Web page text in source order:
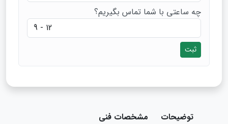
چه ساعتی با شما تماس بگیریم؟
ثبت
توضیحات مشخصات فنی